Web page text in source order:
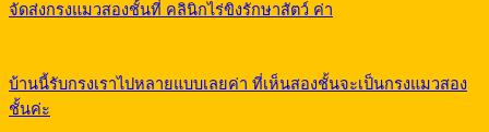
จัดส่งกรงแมวสองชั้นที่ คลินิกไร่ขิงรักษาสัตว์ ค่า
บ้านนี้รับกรงเราไปหลายแบบเลยค่า ที่เห็นสองชั้นจะเป็นกรงแมวสอง
ชั้นค่ะ